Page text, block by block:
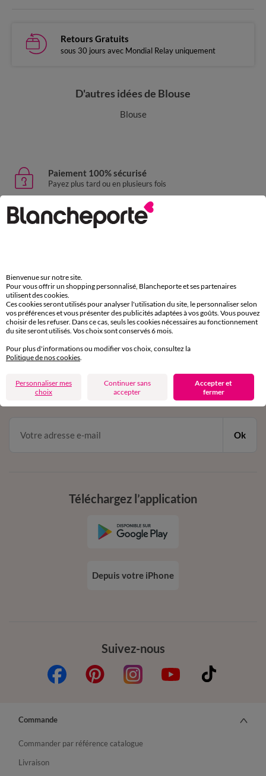
Retours Gratuits
sous 30 jours avec Mondial Relay uniquement
D'autres idées de Blouse
Blouse
Paiement 100% sécurisé
Payez plus tard ou en plusieurs fois
Livraison express
domicile, relais, consignes automatiques
Service clients
par chat et par téléphone
de 8h00 à 20h00 du lundi au samedi
en vous inscrivant à la newsletter
dès 20€ d’achat
conditions dans votre email de confirmation
Ok
Suivez-nous
Téléchargez l’application
Depuis votre iPhone
Commande
Commander par référence catalogue
Livraison
Bienvenue sur notre site.
Pour vous offrir un shopping personnalisé, Blancheporte et ses partenaires
utilisent des cookies.
Ces cookies seront utilisés pour analyser l'utilisation du site, le personnaliser selon
vos préférences et vous présenter des publicités adaptées à vos goûts. Vous pouvez
choisir de les refuser. Dans ce cas, seuls les cookies nécessaires au fonctionnement
du site seront utilisés. Vos choix sont conservés 6 mois.
Pour plus d'informations ou modifier vos choix, consultez la
Politique de nos cookies.
Personnaliser mes
choix
Continuer sans
accepter
Accepter et
fermer